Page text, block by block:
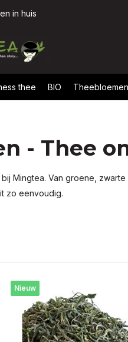
in huis
thee BIO Theebloemen
- Thee
Mingtea. Van groene,
zo eenvoudig.
Nieuw